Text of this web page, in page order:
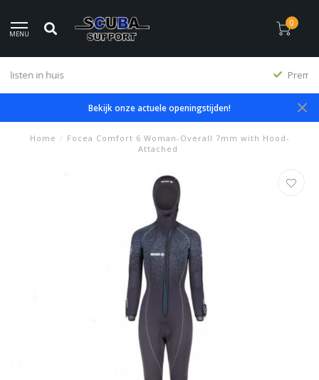
MENU
0
Bekijk onze actuele openingstijden!
Home / Focea Comfort 6 Woman-Overall 7mm with Hood-
Attached